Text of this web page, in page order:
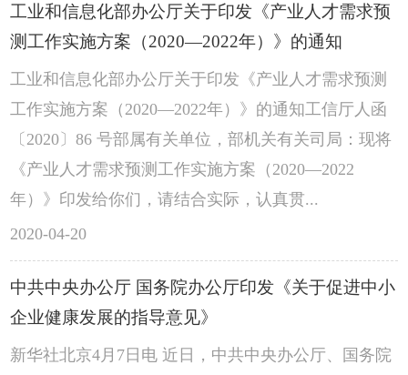
工业和信息化部办公厅关于印发《产业人才需求预
测工作实施方案（2020—2022年）》的通知
工业和信息化部办公厅关于印发《产业人才需求预测
工作实施方案（2020—2022年）》的通知工信厅人函
〔2020〕86 号部属有关单位，部机关有关司局：现将
《产业人才需求预测工作实施方案（2020—2022
年）》印发给你们，请结合实际，认真贯...
2020-04-20
中共中央办公厅 国务院办公厅印发《关于促进中小
企业健康发展的指导意见》
新华社北京4月7日电 近日，中共中央办公厅、国务院